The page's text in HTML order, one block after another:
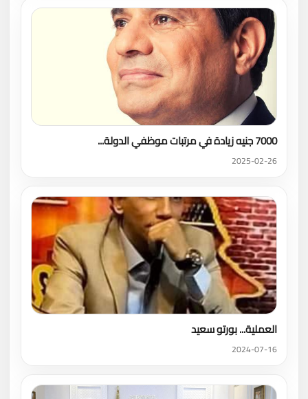
7000 جنيه زيادة في مرتبات موظفي الدولة...
2025-02-26
العملية... بورتو سعيد
2024-07-16